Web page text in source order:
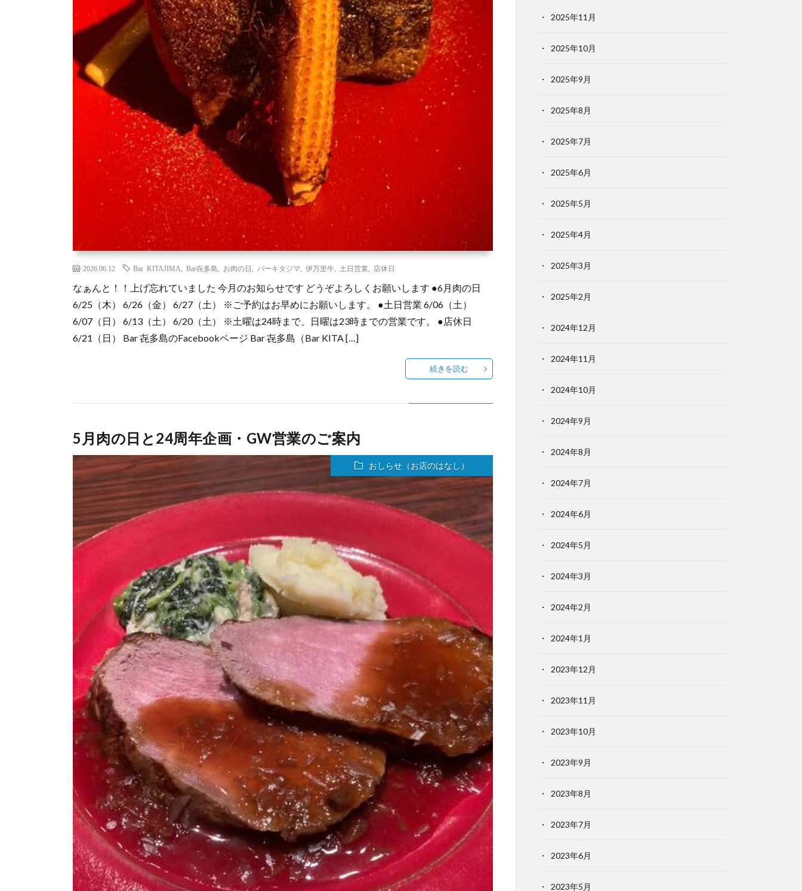
2026.06.12 Bar KITAJIMA Bar㐂多島 お肉の日 バーキタジマ 伊万里牛 土日営業 店休日
なぁんと！！上げ忘れていました 今月のお知らせです どうぞよろしくお願いします ●6月肉の日
6/25（木） 6/26（金） 6/27（土） ※ご予約はお早めにお願いします。 ●土日営業 6/06（土）
6/07（日） 6/13（土） 6/20（土） ※土曜は24時まで、日曜は23時までの営業です。 ●店休日
6/21（日） Bar 㐂多島のFacebookページ Bar 㐂多島（Bar KITA […]
続きを読む
5月肉の日と24周年企画・GW営業のご案内
おしらせ（お店のはなし）
2025年11月
2025年10月
2025年9月
2025年8月
2025年7月
2025年6月
2025年5月
2025年4月
2025年3月
2025年2月
2024年12月
2024年11月
2024年10月
2024年9月
2024年8月
2024年7月
2024年6月
2024年5月
2024年3月
2024年2月
2024年1月
2023年12月
2023年11月
2023年10月
2023年9月
2023年8月
2023年7月
2023年6月
2023年5月